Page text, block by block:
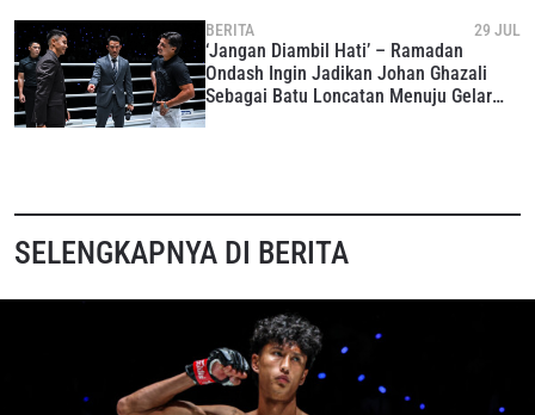
BERITA 29 JUL
‘Jangan Diambil Hati’ – Ramadan
Ondash Ingin Jadikan Johan Ghazali
Sebagai Batu Loncatan Menuju Gelar
SELENGKAPNYA DI BERITA